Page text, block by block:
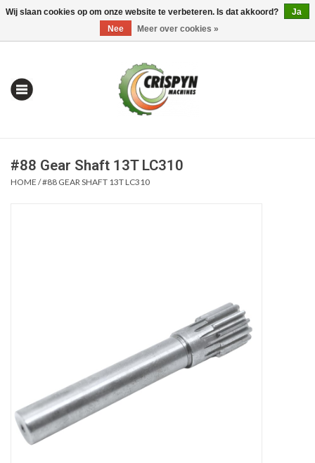
0 Artikelen - €0,00 Mijn account / Registreren
Alles om te Draaien |
Alles om te Zagen |
#88 Gear Shaft 13T LC310
HOME /#88 GEAR SHAFT 13T LC310
Wij slaan cookies op om onze website te verbeteren. Is dat akkoord?
Ja
Nee
Meer over cookies »